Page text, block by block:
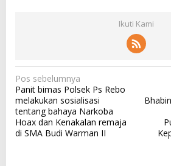
Ikuti Kami
N
a
v
i
Pos sebelumnya
Panit bimas Polsek Ps Rebo
melakukan sosialisasi
tentang bahaya Narkoba
Hoax dan Kenakalan remaja
di SMA Budi Warman II